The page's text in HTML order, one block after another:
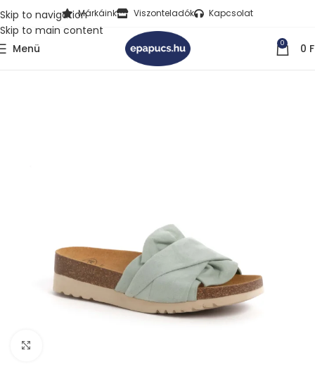
Skip to navigation
Skip to main content
Márkáink Viszonteladók Kapcsolat
Menü 0 0